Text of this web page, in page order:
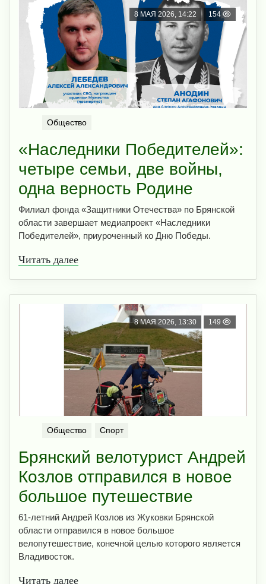
8 МАЯ 2026, 14:22 154
Общество
«Наследники Победителей»:
четыре семьи, две войны,
одна верность Родине
Филиал фонда «Защитники Отечества» по Брянской
области завершает медиапроект «Наследники
Победителей», приуроченный ко Дню Победы.
Читать далее
8 МАЯ 2026, 13:30 149
Общество Спорт
Брянский велотурист Андрей
Козлов отправился в новое
большое путешествие
61-летний Андрей Козлов из Жуковки Брянской
области отправился в новое большое
велопутешествие, конечной целью которого является
Владивосток.
Читать далее